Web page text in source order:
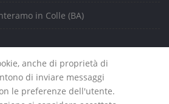
anche di proprietà di
di inviare messaggi
le preferenze dell'utente.
in Colle (BA)